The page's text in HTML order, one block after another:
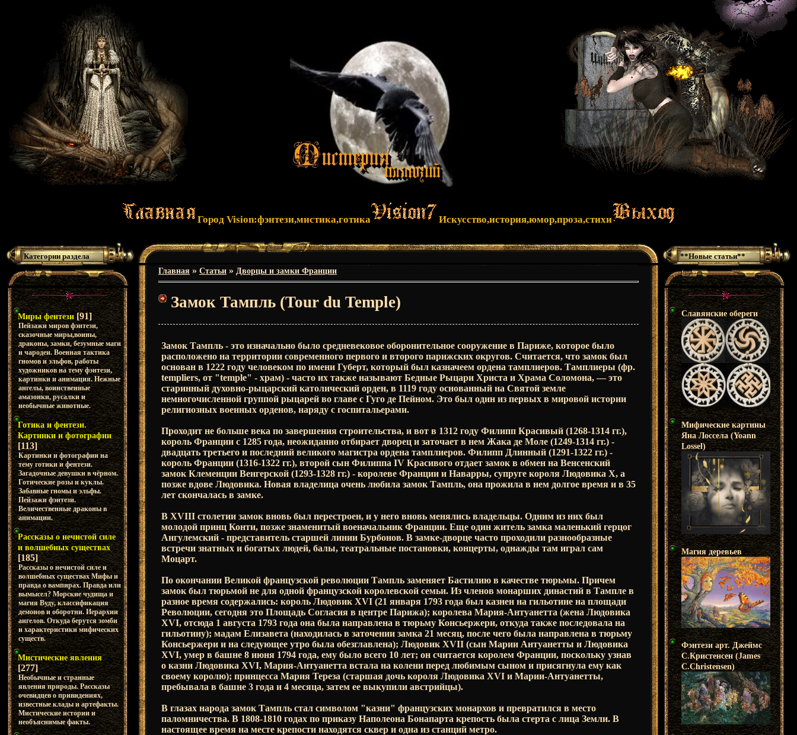
Город Vision:фэнтези,мистика,готика Искусство,история,юмор,проза,стихи
Категории раздела
Миры фентези [91]
Пейзажи миров фэнтези,
сказочные миры,воины,
драконы, замки, безумные маги
и чародеи. Военная тактика
гномов и эльфов, работы
художников на тему фэнтези,
картинки и анимация. Нежные
ангелы, воинственные
амазонки, русалки и
необычные животные.
Готика и фентези.
Картинки и фотографии
[113]
Картинки и фотографии на
тему готики и фентези.
Загадочные девушки в чёрном.
Готические розы и куклы.
Забавные гномы и эльфы.
Пейзажи фэнтези.
Величественные драконы в
анимации.
Рассказы о нечистой силе
и волшебных существах
[185]
Рассказы о нечистой силе и
волшебных существах Мифы и
правда о вампирах. Правда или
вымысел? Морские чудища и
магия Вуду, классификация
демонов и оборотни. Иерархии
ангелов. Откуда берутся зомби
и характеристики мифических
существ.
Мистические явления
[277]
Необычные и странные
явления природы. Рассказы
очевидцев о привидениях,
известные клады и артефакты.
Мистические истории и
необъяснимые факты.
Главная » Статьи » Дворцы и замки Франции
Замок Тампль (Tour du Temple)
Замок Тампль - это изначально было средневековое оборонительное сооружение в Париже, которое было
расположено на территории современного первого и второго парижских округов. Считается, что замок был
основан в 1222 году человеком по имени Губерт, который был казначеем ордена тамплиеров. Тамплиеры (фр.
templiers, от "temple" - храм) - часто их также называют Бедные Рыцари Христа и Храма Соломона, — это
старинный духовно-рыцарский католический орден, в 1119 году основанный на Святой земле
немногочисленной группой рыцарей во главе с Гуго де Пейном. Это был один из первых в мировой истории
религиозных военных орденов, наряду с госпитальерами.
Проходит не больше века по завершения строительства, и вот в 1312 году Филипп Красивый (1268-1314 гг.),
король Франции с 1285 года, неожиданно отбирает дворец и заточает в нем Жака де Моле (1249-1314 гг.) -
двадцать третьего и последний великого магистра ордена тамплиеров. Филипп Длинный (1291-1322 гг.) -
король Франции (1316-1322 гг.), второй сын Филиппа IV Красивого отдает замок в обмен на Венсенский
замок Клеменции Венгерской (1293-1328 гг.) - королеве Франции и Наварры, супруге короля Людовика X, а
позже вдове Людовика. Новая владелица очень любила замок Тампль, она прожила в нем долгое время и в 35
лет скончалась в замке.
В XVIII столетии замок вновь был перестроен, и у него вновь менялись владельцы. Одним из них был
молодой принц Конти, позже знаменитый военачальник Франции. Еще один житель замка маленький герцог
Ангулемский - представитель старшей линии Бурбонов. В замке-дворце часто проходили разнообразные
встречи знатных и богатых людей, балы, театральные постановки, концерты, однажды там играл сам
Моцарт.
По окончании Великой французской революции Тампль заменяет Бастилию в качестве тюрьмы. Причем
замок был тюрьмой не для одной французской королевской семьи. Из членов монарших династий в Тампле в
разное время содержались: король Людовик XVI (21 января 1793 года был казнен на гильотине на площади
Революции, сегодня это Площадь Согласия в центре Парижа); королева Мария-Антуанетта (жена Людовика
XVI, отсюда 1 августа 1793 года она была направлена в тюрьму Консьержери, откуда также последовала на
гильотину); мадам Елизавета (находилась в заточении замка 21 месяц, после чего была направлена в тюрьму
Консьержери и на следующее утро была обезглавлена); Людовик XVII (сын Марии Антуанетты и Людовика
XVI, умер в башне 8 июня 1794 года, ему было всего 10 лет; он считается королем Франции, поскольку узнав
о казни Людовика XVI, Мария-Антуанетта встала на колени перед любимым сыном и присягнула ему как
своему королю); принцесса Мария Тереза (старшая дочь короля Людовика XVI и Марии-Антуанетты,
пребывала в башне 3 года и 4 месяца, затем ее выкупили австрийцы).
В глазах народа замок Тампль стал символом "казни" французских монархов и превратился в место
паломничества. В 1808-1810 годах по приказу Наполеона Бонапарта крепость была стерта с лица Земли. В
настоящее время на месте крепости находятся сквер и одна из станций метро.
**Новые статьи**
Славянские обереги
Мифические картины
Яна Лоссела (Yoann
Lossel)
Магия деревьев
Фэнтези арт. Джеймс
С.Кристенсен (James
C.Christensen)